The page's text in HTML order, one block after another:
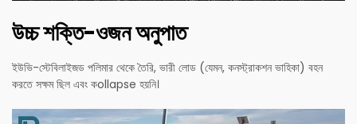
উচ্চ শক্তি-ওজন অনুপাত
ইউভি-স্টেবিলাইজড পলিমার থেকে তৈরি, ভারী লোড (যেমন, কনস্ট্রাকশন ভাহিকা) বহন
করতে সক্ষম ছিল এবং কollapse হয়নি।